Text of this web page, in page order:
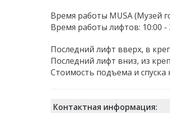
Время работы MUSA (Музей
Время работы лифтов: 10:00 -
Последний лифт вверх, в
Последний лифт вниз, из
Стоимость подъема и спуска
Контактная информация: